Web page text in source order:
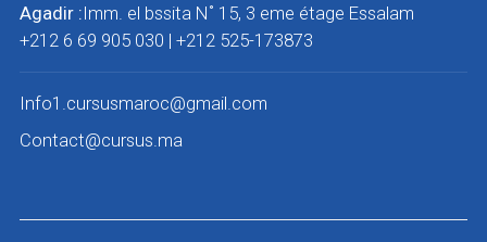
Agadir :Imm. el bssita N˚ 15, 3 eme étage Essalam
+212 6 69 905 030 | ‎+212 525-173873
Info1.cursusmaroc@gmail.com
Contact@cursus.ma